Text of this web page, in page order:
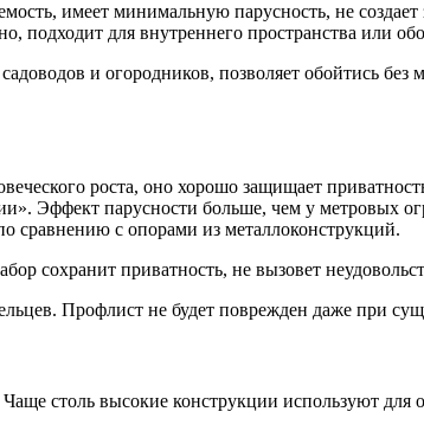
имеет минимальную парусность, не
подходит для внутреннего пространства или
и огородников, позволяет обойтись
роста, оно хорошо защищает
Эффект парусности больше, чем у метровых
сравнению с опорами из металлоконструкций.
сохранит приватность, не вызовет
Профлист не будет поврежден даже при
столь высокие конструкции используют